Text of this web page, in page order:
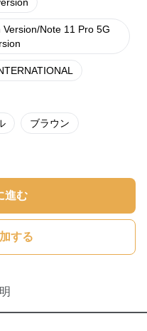
Note 11 Pro 5G
ブラウン
進む
する